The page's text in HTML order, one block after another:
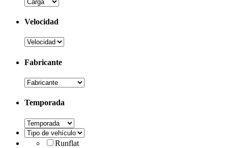
Velocidad
Fabricante
Temporada
Runflat